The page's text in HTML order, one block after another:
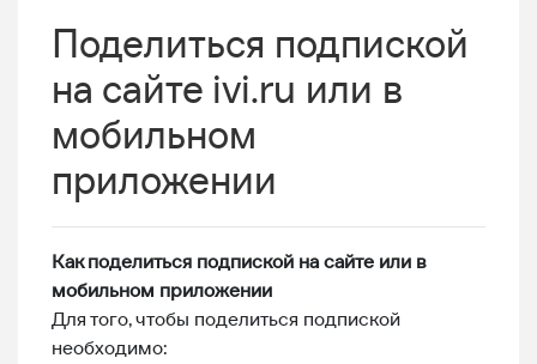
Поделиться подпиской
на сайте ivi.ru или в
мобильном
приложении
Как поделиться подпиской на сайте или в
мобильном приложении
Для того, чтобы поделиться подпиской
необходимо: